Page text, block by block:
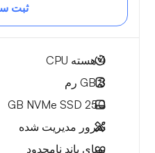
ثبت
4هسته CPU
8 GB
رم
250 GB
NVMe SSD
سرور مدیریت شده
پهنای باند نامحدود